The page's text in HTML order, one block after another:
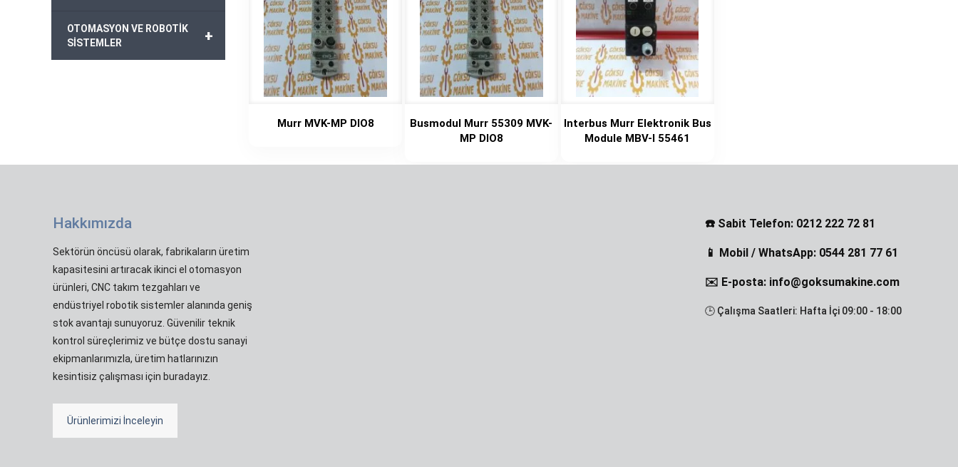
Murr MVK-MP DIO8
Busmodul Murr 55309 MVK-
MP DIO8
Interbus Murr Elektronik Bus
Module MBV-I 55461
+
OTOMASYON VE ROBOTİK
SİSTEMLER
Hakkımızda
Sektörün öncüsü olarak, fabrikaların üretim
kapasitesini artıracak ikinci el otomasyon
ürünleri, CNC takım tezgahları ve
endüstriyel robotik sistemler alanında geniş
stok avantajı sunuyoruz. Güvenilir teknik
kontrol süreçlerimiz ve bütçe dostu sanayi
ekipmanlarımızla, üretim hatlarınızın
kesintisiz çalışması için buradayız.
Ürünlerimizi İnceleyin
☎️ Sabit Telefon: 0212 222 72 81
📱 Mobil / WhatsApp: 0544 281 77 61
✉️ E-posta: info@goksumakine.com
🕒 Çalışma Saatleri: Hafta İçi 09:00 - 18:00